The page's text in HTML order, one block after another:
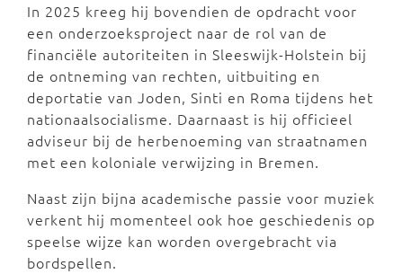
In 2025 kreeg hij bovendien de opdracht voor
een onderzoeksproject naar de rol van de
financiële autoriteiten in Sleeswijk-Holstein bij
de ontneming van rechten, uitbuiting en
deportatie van Joden, Sinti en Roma tijdens het
nationaalsocialisme. Daarnaast is hij officieel
adviseur bij de herbenoeming van straatnamen
met een koloniale verwijzing in Bremen.
Naast zijn bijna academische passie voor muziek
verkent hij momenteel ook hoe geschiedenis op
speelse wijze kan worden overgebracht via
bordspellen.